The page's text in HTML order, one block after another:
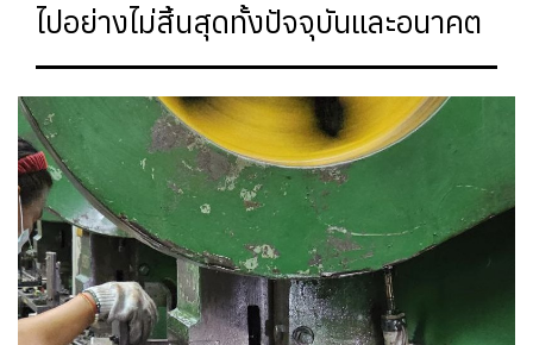
ไปอย่างไม่สิ้นสุดทั้งปัจจุบันและอนาคต